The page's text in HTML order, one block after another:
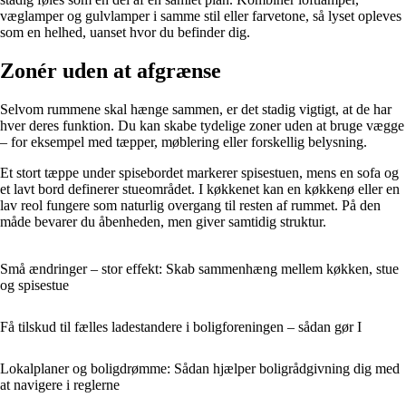
væglamper og gulvlamper i samme stil eller farvetone, så lyset opleves
som en helhed, uanset hvor du befinder dig.
Zonér uden at afgrænse
Selvom rummene skal hænge sammen, er det stadig vigtigt, at de har
hver deres funktion. Du kan skabe tydelige zoner uden at bruge vægge
– for eksempel med tæpper, møblering eller forskellig belysning.
Et stort tæppe under spisebordet markerer spisestuen, mens en sofa og
et lavt bord definerer stueområdet. I køkkenet kan en køkkenø eller en
lav reol fungere som naturlig overgang til resten af rummet. På den
måde bevarer du åbenheden, men giver samtidig struktur.
Små ændringer – stor effekt: Skab sammenhæng mellem køkken, stue
og spisestue
Få tilskud til fælles ladestandere i boligforeningen – sådan gør I
Lokalplaner og boligdrømme: Sådan hjælper boligrådgivning dig med
at navigere i reglerne